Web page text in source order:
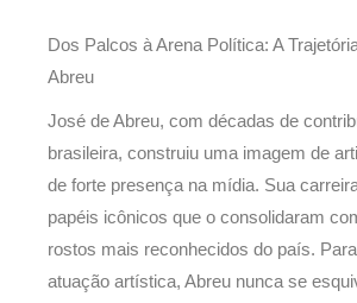
Dos Palcos à Arena Política: A
Abreu
José de Abreu, com décadas de
brasileira, construiu uma imagem de
de forte presença na mídia. Sua
papéis icônicos que o consolidaram
rostos mais reconhecidos do país.
atuação artística, Abreu nunca se